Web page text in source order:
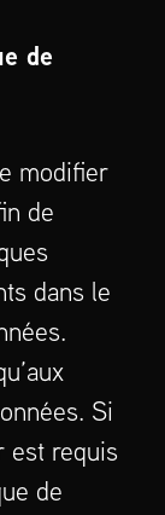
de
modifier
de
dans le
Si
est requis
de